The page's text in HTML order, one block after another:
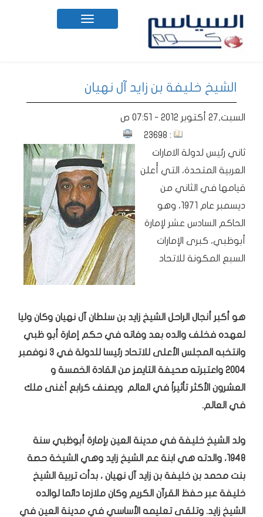
Toggle
navigation
الشيخ خليفة بن زايد آل نهيان
السبت,27 أكتوبر 2012 - 07:51 ص
: 23698
ثاني رئيس لدولة الامارات
العربية المتحدة، التي أُعلن
قيامها في الثاني من
ديسمبر عام 1971، وهو
الحاكم السادس عشر لإمارة
أبوظبي، كبرى الإمارات
السبع المكونة للاتحاد
هو أكبر أنجال الراحل الشيخ زايد بن سلطان آل نهيان وكان وليا
لعهده فخلف والده بعد وفاته في حكم إمارة أبو ظبي
وانتخبه المجلس الأعلى للاتحاد رئيسا للدولة في 3 نوفمبر
2004 واعتبرته صحيفة التايمز من القادة الخمسة و
العشرون الأكثر تأثيراً في العالم ويصنف كرابع أغنى ملك
في العالم.
ولد الشيخ خليفة في مدينة العين بإمارة أبوظبي سنة
1948، والدته هي ابنة عم الشيخ زايد وهي الشيخة حصة
بنت محمد بن خليفة بن زايد آل نهيان ، بدأت تربية الشيخ
خليفة عبر حفظ القرآن الكريم وكان ملازما دائما لوالده
الشيخ زايد. وتلقى تعليمه الأساسي في مدينة العين في